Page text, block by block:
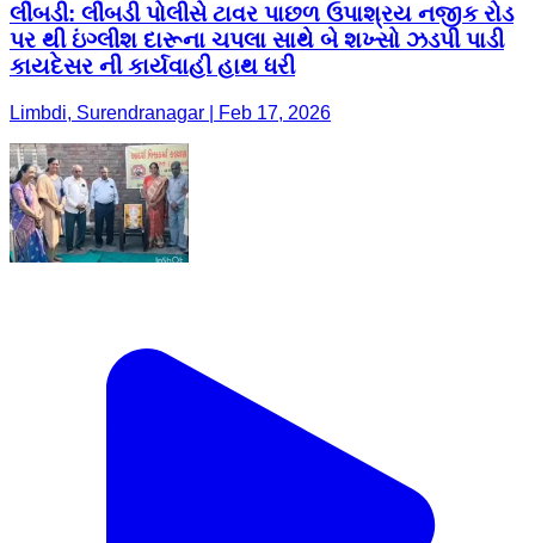
લીંબડી: લીંબડી પોલીસે ટાવર પાછળ ઉપાશ્રય નજીક રોડ
પર થી ઇંગ્લીશ દારૂના ચપલા સાથે બે શખ્સો ઝડપી પાડી
કાયદેસર ની કાર્યવાહી હાથ ધરી
Limbdi, Surendranagar | Feb 17, 2026